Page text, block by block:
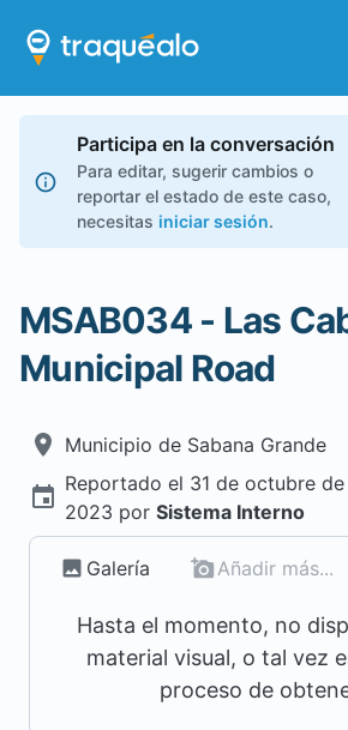
Participa en la conversación
Para editar, sugerir cambios o
reportar el estado de este caso,
necesitas iniciar sesión.
MSAB034 - Las
Municipal Road
Municipio de Sabana Grande
Reportado el 31 de octubre de
2023 por Sistema Interno
Galería Añadir más...
Hasta el momento, no
material visual, o tal vez
proceso de